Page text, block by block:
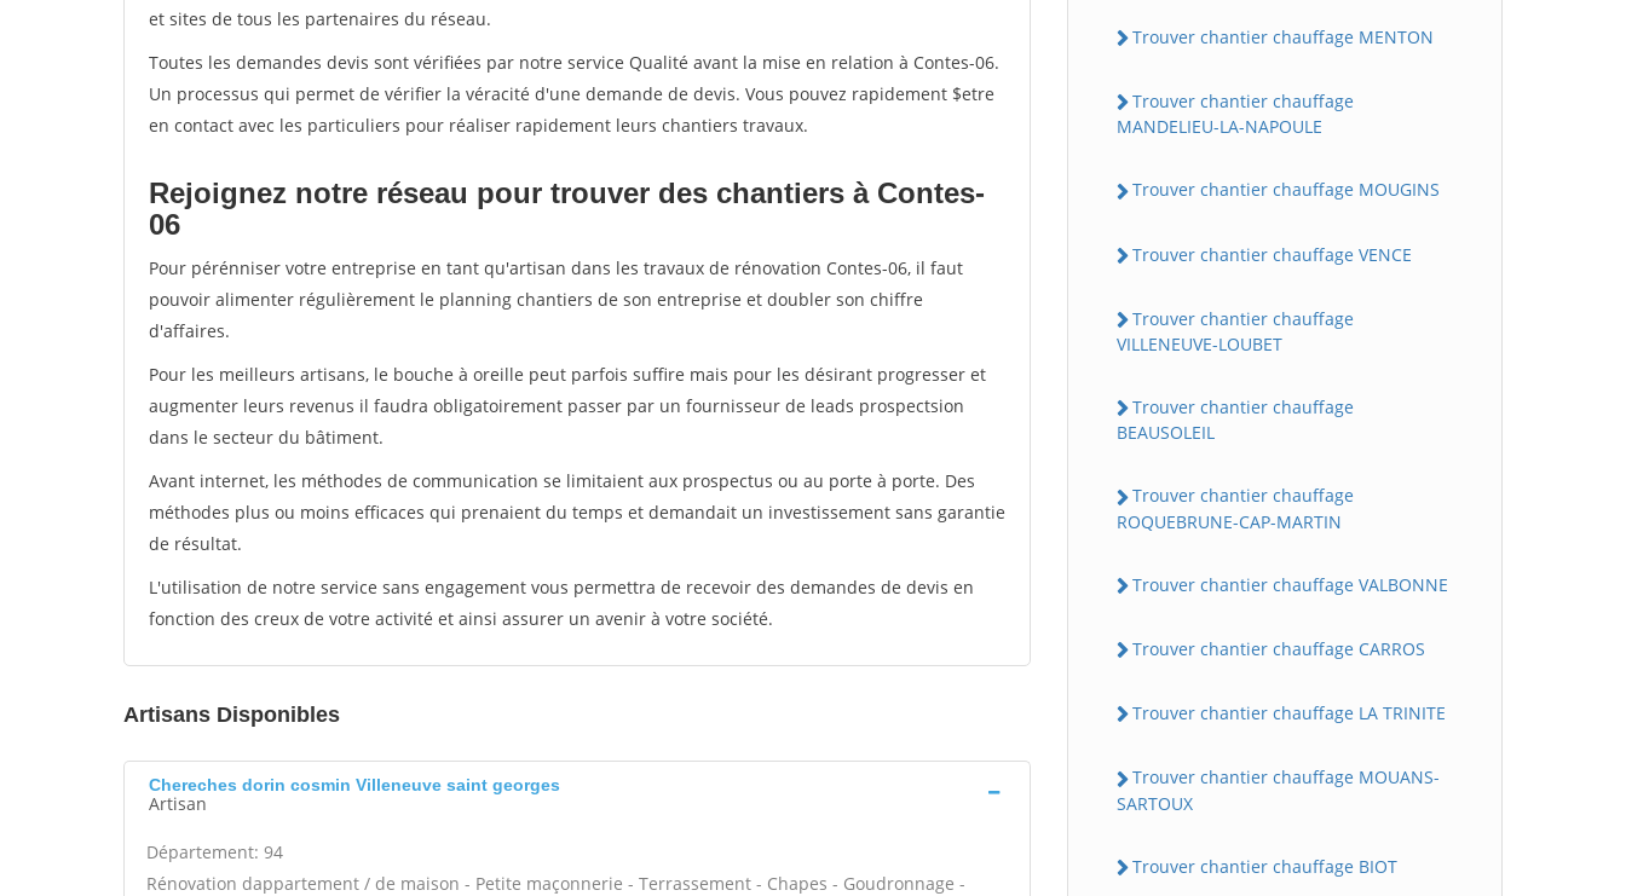
et sites de tous les partenaires du réseau.
Toutes les demandes devis sont vérifiées par notre service Qualité avant la mise en relation à Contes-06.
Un processus qui permet de vérifier la véracité d'une demande de devis. Vous pouvez rapidement $etre
en contact avec les particuliers pour réaliser rapidement leurs chantiers travaux.
Rejoignez notre réseau pour trouver des chantiers à Contes-
06
Pour pérénniser votre entreprise en tant qu'artisan dans les travaux de rénovation Contes-06, il faut
pouvoir alimenter régulièrement le planning chantiers de son entreprise et doubler son chiffre
d'affaires.
Pour les meilleurs artisans, le bouche à oreille peut parfois suffire mais pour les désirant progresser et
augmenter leurs revenus il faudra obligatoirement passer par un fournisseur de leads prospectsion
dans le secteur du bâtiment.
Avant internet, les méthodes de communication se limitaient aux prospectus ou au porte à porte. Des
méthodes plus ou moins efficaces qui prenaient du temps et demandait un investissement sans garantie
de résultat.
L'utilisation de notre service sans engagement vous permettra de recevoir des demandes de devis en
fonction des creux de votre activité et ainsi assurer un avenir à votre société.
Artisans Disponibles
Chereches dorin cosmin Villeneuve saint georges
Artisan
Département: 94
Rénovation dappartement / de maison - Petite maçonnerie - Terrassement - Chapes - Goudronnage -
Trouver chantier chauffage MENTON
Trouver chantier chauffage
MANDELIEU-LA-NAPOULE
Trouver chantier chauffage MOUGINS
Trouver chantier chauffage VENCE
Trouver chantier chauffage
VILLENEUVE-LOUBET
Trouver chantier chauffage
BEAUSOLEIL
Trouver chantier chauffage
ROQUEBRUNE-CAP-MARTIN
Trouver chantier chauffage VALBONNE
Trouver chantier chauffage CARROS
Trouver chantier chauffage LA TRINITE
Trouver chantier chauffage MOUANS-
SARTOUX
Trouver chantier chauffage BIOT